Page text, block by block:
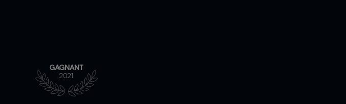
GAGNANT
2021